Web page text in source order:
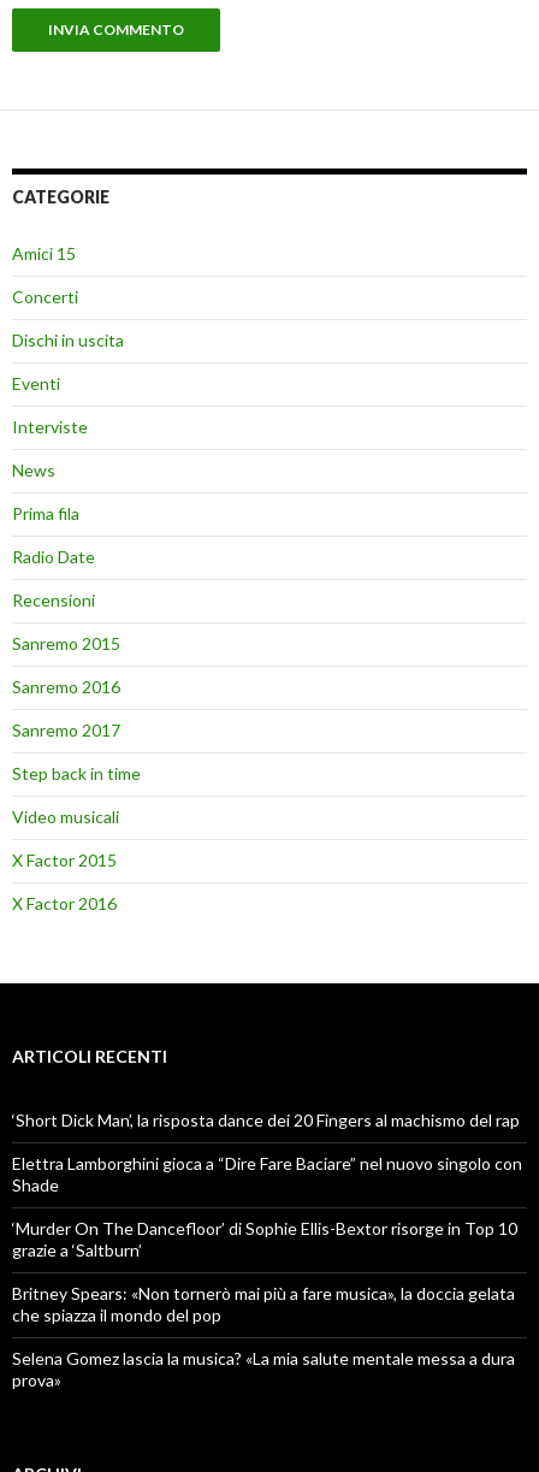
CATEGORIE
Amici 15
Concerti
Dischi in uscita
Eventi
Interviste
News
Prima fila
Radio Date
Recensioni
Sanremo 2015
Sanremo 2016
Sanremo 2017
Step back in time
Video musicali
X Factor 2015
X Factor 2016
ARTICOLI RECENTI
‘Short Dick Man’, la risposta dance dei 20 Fingers al machismo del rap
Elettra Lamborghini gioca a “Dire Fare Baciare” nel nuovo singolo con
Shade
‘Murder On The Dancefloor’ di Sophie Ellis-Bextor risorge in Top 10
grazie a ‘Saltburn’
Britney Spears: «Non tornerò mai più a fare musica», la doccia gelata
che spiazza il mondo del pop
Selena Gomez lascia la musica? «La mia salute mentale messa a dura
prova»